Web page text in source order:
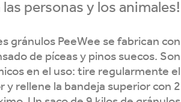
personas y los animales!
gránulos PeeWee se fabrican con
de píceas y pinos suecos. Son
en el uso: tire regularmente el
y rellene la bandeja superior con 2